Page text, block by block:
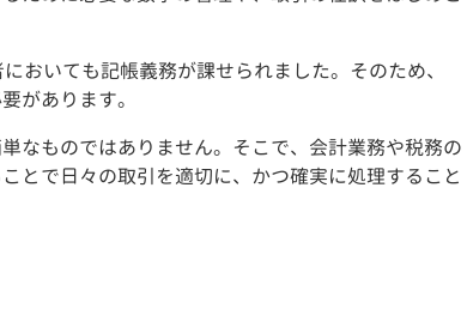
おいても記帳義務が課せられました。そのため、
があります。
なものではありません。そこで、会計業務や税務の
とで日々の取引を適切に、かつ確実に処理すること